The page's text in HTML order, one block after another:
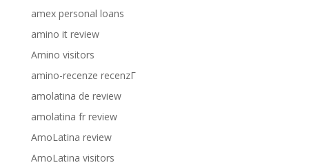
amex personal loans
amino it review
Amino visitors
amino-recenze recenzГ­
amolatina de review
amolatina fr review
AmoLatina review
AmoLatina visitors